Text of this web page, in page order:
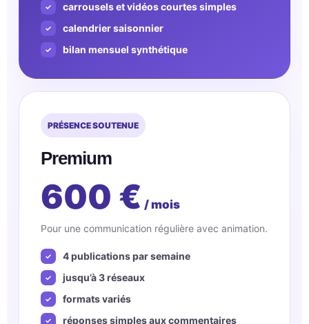
carrousels et vidéos courtes simples
calendrier saisonnier
bilan mensuel synthétique
PRÉSENCE SOUTENUE
Premium
600 € / mois
Pour une communication régulière avec animation.
4 publications par semaine
jusqu’à 3 réseaux
formats variés
réponses simples aux commentaires